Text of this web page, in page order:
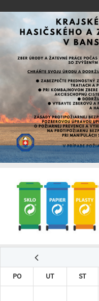
PO UT ST